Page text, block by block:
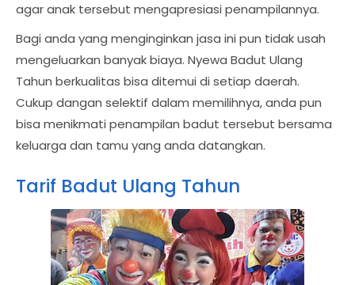
agar anak tersebut mengapresiasi penampilannya.
Bagi anda yang menginginkan jasa ini pun tidak usah
mengeluarkan banyak biaya. Nyewa Badut Ulang
Tahun berkualitas bisa ditemui di setiap daerah.
Cukup dangan selektif dalam memilihnya, anda pun
bisa menikmati penampilan badut tersebut bersama
keluarga dan tamu yang anda datangkan.
Tarif Badut Ulang Tahun